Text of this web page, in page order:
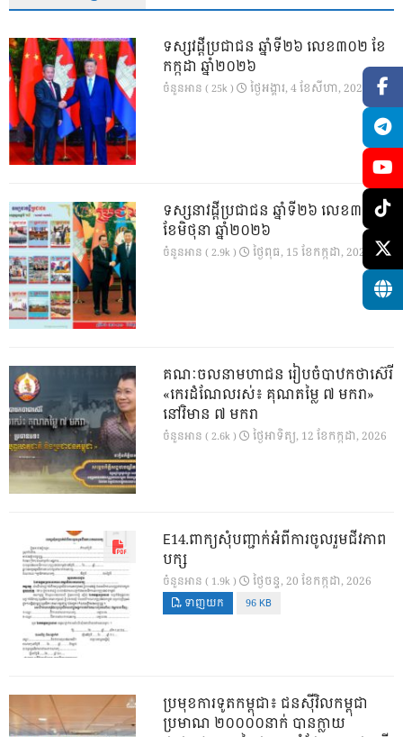
ទស្សវដ្តីប្រជាជន ឆ្នាំទី២៦ លេខ៣០២ ខែ
កក្កដា ឆ្នាំ២០២៦
ចំនួនអាន ( 25k ) ថ្ងៃ​អង្គារ, 4 ខែ​សីហា, 2026
ទស្សនាវដ្ដីប្រជាជន ឆ្នាំទី២៦ លេខ៣០១
ខែមិថុនា ឆ្នាំ២០២៦
ចំនួនអាន ( 2.9k ) ថ្ងៃ​ពុធ, 15 ខែ​កក្កដា, 2026
គណៈចលនាមហាជន រៀបចំបាឋកថាស៊េរី
«កេរដំណែលរស់៖ គុណតម្លៃ ៧ មករា»
នៅវិមាន ៧ មករា
ចំនួនអាន ( 2.6k ) ថ្ងៃ​អាទិត្យ, 12 ខែ​កក្កដា, 2026
E14.ពាក្យសុំបញ្ជាក់អំពីការចូលរួមជីវភាព
បក្ស
ចំនួនអាន ( 1.9k ) ថ្ងៃ​ចន្ទ, 20 ខែ​កក្កដា, 2026
ទាញយក 96 KB
ប្រមុខការទូតកម្ពុជា៖ ជនស៊ីវិលកម្ពុជា
ប្រមាណ ២០០០០នាក់ បានក្លាយ